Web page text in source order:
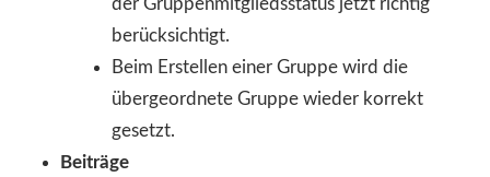
der Gruppenmitgliedsstatus jetzt richtig
berücksichtigt.
Beim Erstellen einer Gruppe wird die
übergeordnete Gruppe wieder korrekt
gesetzt.
Beiträge